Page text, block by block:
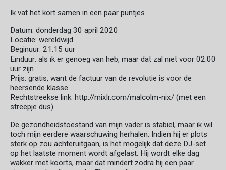
Ik vat het kort samen in een paar puntjes.
Datum: donderdag 30 april 2020
Locatie: wereldwijd
Beginuur: 21.15 uur
Einduur: als ik er genoeg van heb, maar dat zal niet voor 02.00
uur zijn
Prijs: gratis, want de factuur van de revolutie is voor de
heersende klasse
Rechtstreekse link: http://mixlr.com/malcolm-nix/ (met een
streepje dus)
De gezondheidstoestand van mijn vader is stabiel, maar ik wil
toch mijn eerdere waarschuwing herhalen. Indien hij er plots
sterk op zou achteruitgaan, is het mogelijk dat deze DJ-set
op het laatste moment wordt afgelast. Hij wordt elke dag
wakker met koorts, maar dat mindert zodra hij een paar